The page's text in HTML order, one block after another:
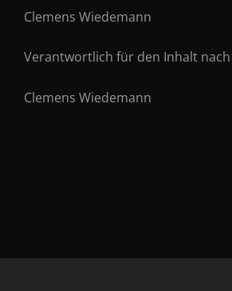
Clemens Wiedemann
Verantwortlich für den Inhalt nach
Clemens Wiedemann